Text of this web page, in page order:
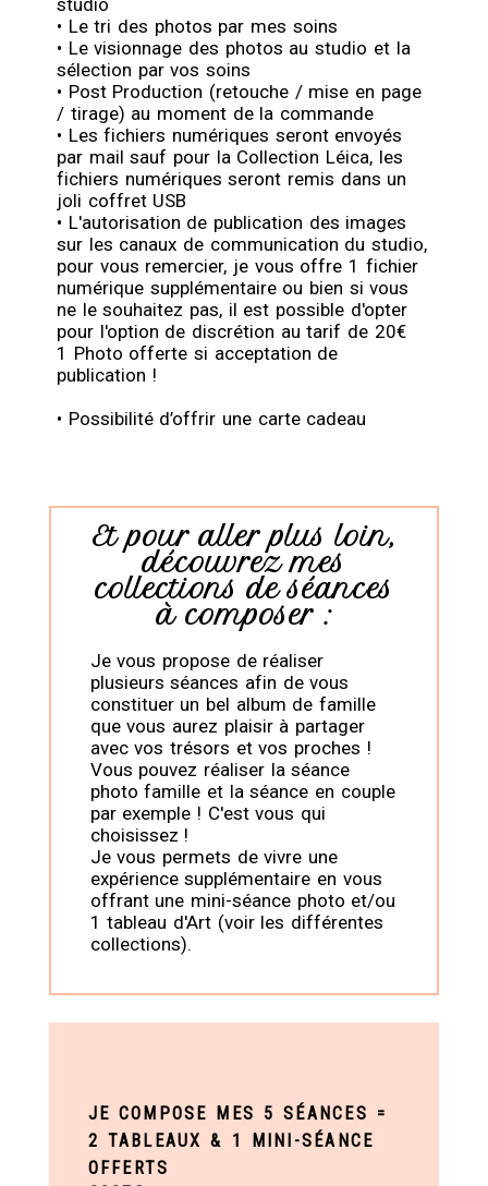
• Le tri des photos par mes soins
• Le visionnage des photos au studio et la
sélection par vos soins
• Post Production (retouche / mise en page
/ tirage) au moment de la commande
• Les fichiers numériques seront envoyés
par mail sauf pour la Collection Léica, les
fichiers numériques seront remis dans un
joli coffret USB
• L'autorisation de publication des images
sur les canaux de communication du studio,
pour vous remercier, je vous offre 1 fichier
numérique supplémentaire ou bien si vous
ne le souhaitez pas, il est possible d'opter
pour l'option de discrétion au tarif de 20€
1 Photo offerte si acceptation de
publication !
• Possibilité d’offrir une carte cadeau
Et pour aller plus loin,
découvrez mes
collections de séances
à composer :
Je vous propose de réaliser
plusieurs séances afin de vous
constituer un bel album de famille
que vous aurez plaisir à partager
avec vos trésors et vos proches !
Vous pouvez réaliser la séance
photo famille et la séance en couple
par exemple ! C'est vous qui
choisissez !
Je vous permets de vivre une
expérience supplémentaire en vous
offrant une mini-séance photo et/ou
1 tableau d'Art (voir les différentes
collections).
JE COMPOSE MES 5 SÉANCES =
2 TABLEAUX & 1 MINI-SÉANCE
OFFERTS